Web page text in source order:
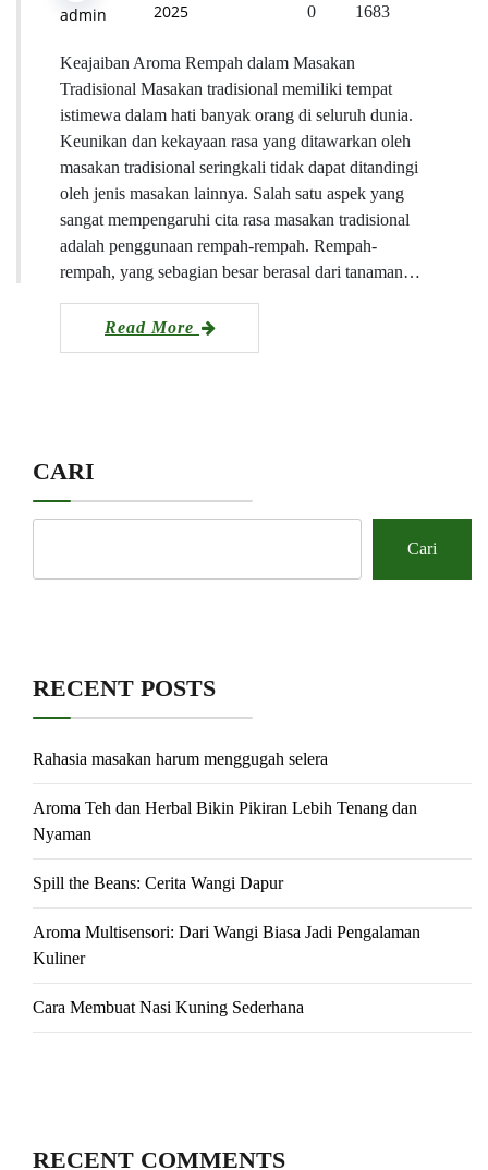
admin
2025
0 1683
Keajaiban Aroma Rempah dalam Masakan
Tradisional Masakan tradisional memiliki tempat
istimewa dalam hati banyak orang di seluruh dunia.
Keunikan dan kekayaan rasa yang ditawarkan oleh
masakan tradisional seringkali tidak dapat ditandingi
oleh jenis masakan lainnya. Salah satu aspek yang
sangat mempengaruhi cita rasa masakan tradisional
adalah penggunaan rempah-rempah. Rempah-
rempah, yang sebagian besar berasal dari tanaman…
Read More
CARI
Cari
RECENT POSTS
Rahasia masakan harum menggugah selera
Aroma Teh dan Herbal Bikin Pikiran Lebih Tenang dan
Nyaman
Spill the Beans: Cerita Wangi Dapur
Aroma Multisensori: Dari Wangi Biasa Jadi Pengalaman
Kuliner
Cara Membuat Nasi Kuning Sederhana
RECENT COMMENTS